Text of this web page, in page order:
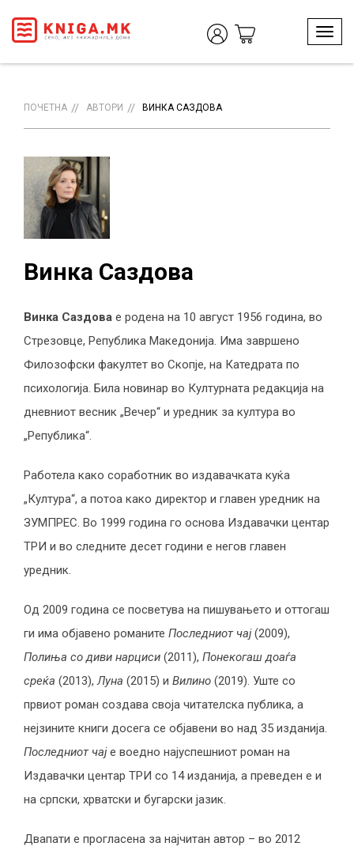
T
o
g
n
ПОЧЕТНА АВТОРИ ВИНКА САЗДОВА
Винка Саздова
Винка Саздова е родена на 10 август 1956 година, во
Стрезовце, Република Македонија. Има завршено
Филозофски факултет во Скопје, на Катедрата по
психологија. Била новинар во Културната редакција на
дневниот весник „Вечер“ и уредник за култура во
„Република“.
Работела како соработник во издавачката куќа
„Култура“, а потоа како директор и главен уредник на
ЗУМПРЕС. Во 1999 година го основа Издавачки центар
ТРИ и во следните десет години е негов главен
уредник.
Од 2009 година се посветува на пишувањето и оттогаш
ги има објавено романите Последниот чај(2009),
Полиња со диви нарциси (2011), Понекогаш доаѓа
среќа (2013),Луна (2015) и Вилино (2019). Уште со
првиот роман создава своја читателска публика, а
нејзините книги досега се објавени во над 35 изданија.
Последниот чаје воедно најуспешниот роман на
Издавачки центар ТРИ со 14 изданија, а преведен е и
на српски, хрватски и бугарски јазик.
Двапати е прогласена за најчитан автор – во 2012